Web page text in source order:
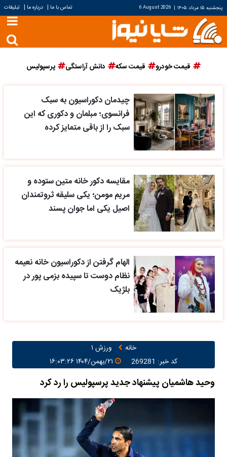
پنجشنبه ۱۵ مرداد ۱۴۰۵ |
6 August 2026 تماس با ما | درباره ما | تبلیغات
قیمت خودرو قیمت سکه دانش آراستگی پرسپولیس
چیدمان دکوراسیون به سبک
فرانسوی؛ مبلمان و دکوری که این
سبک را از باقی متمایز کرده
مقایسه دکور خانه متین ستوده و
مریم مومن؛ یکی سلیقه ثروتمندان
اصیل یکی اما جوان پسند
الهام گرفتن از دکوراسیون خانه نعیمه
نظام دوست تا سپیده بزمی پور در
بلژیک
خانه
ورزش ۱
کد خبر: 269281
وحید هاشمیان پیشنهاد جدید پرسپولیس را رد کرد